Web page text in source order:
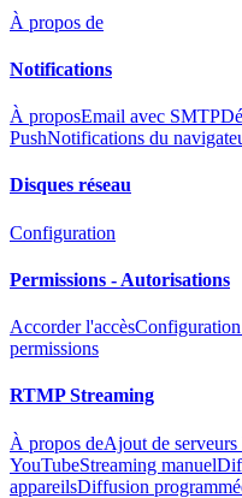
À propos de
Notifications
À proposEmail avec SMTP
PushNotifications du
Disques réseau
Configuration
Permissions - Autorisations
Accorder l'accès
permissions
RTMP Streaming
À propos deAjout de
YouTubeStreaming manuel
appareilsDiffusion